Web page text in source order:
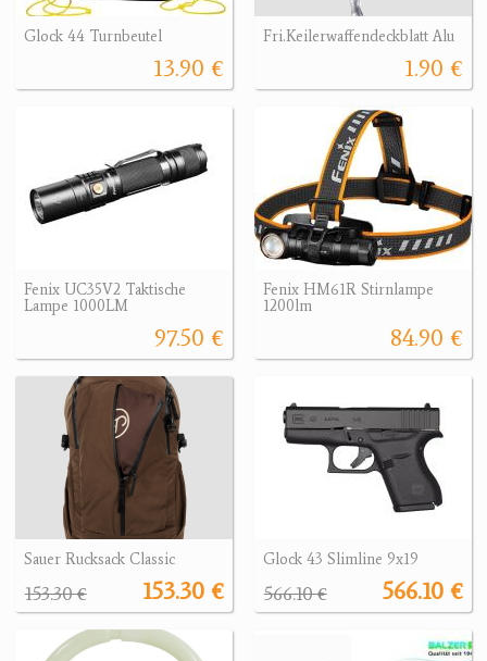
Glock 44 Turnbeutel
13.90 €
Fri.Keilerwaffendeckblatt Alu
1.90 €
Fenix UC35V2 Taktische
Lampe 1000LM
97.50 €
Fenix HM61R Stirnlampe
1200lm
84.90 €
Sauer Rucksack Classic
153.30 €
153.30 €
Glock 43 Slimline 9x19
566.10 €
566.10 €